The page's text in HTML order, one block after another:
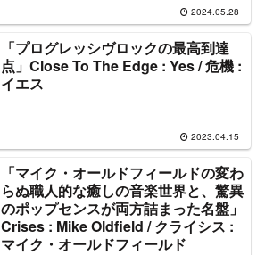
2024.05.28
「プログレッシヴロックの最高到達
点」Close To The Edge : Yes / 危機 :
イエス
2023.04.15
「マイク・オールドフィールドの変わ
らぬ職人的な癒しの音楽世界と、驚異
のポップセンスが両方詰まった名盤」
Crises : Mike Oldfield / クライシス :
マイク・オールドフィールド